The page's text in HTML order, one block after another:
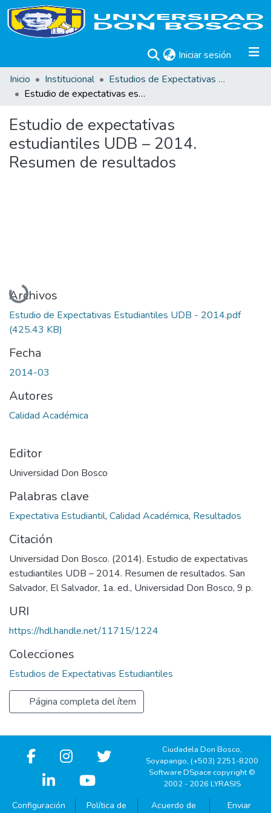
Iniciar sesión (current)
Inicio
Institucional
Estudios de Expectativas Estudiantiles
Estudio de expectativas estudiantiles UDB – 2014. Resumen de resultados
Estudio de expectativas
estudiantiles UDB – 2014.
Resumen de resultados
Cargando...
Archivos
Estudio de Expectativas Estudiantiles UDB - 2014.pdf
(425.43 KB)
Fecha
2014-03
Autores
Calidad Académica
Editor
Universidad Don Bosco
Palabras clave
Expectativa Estudiantil, Calidad Académica, Resultados
Citación
Universidad Don Bosco. (2014). Estudio de expectativas
estudiantiles UDB – 2014. Resumen de resultados. San
Salvador, El Salvador, 1a. ed., Universidad Don Bosco, 9 p.
URI
https://hdl.handle.net/11715/1224
Colecciones
Estudios de Expectativas Estudiantiles
Página completa del ítem
Ciudadela Don Bosco,
Soyapango, (+503) 2251-8200
Software DSpace copyright ©
2002 - 2026 LYRASIS
Configuración
Política de
Acuerdo de
Enviar